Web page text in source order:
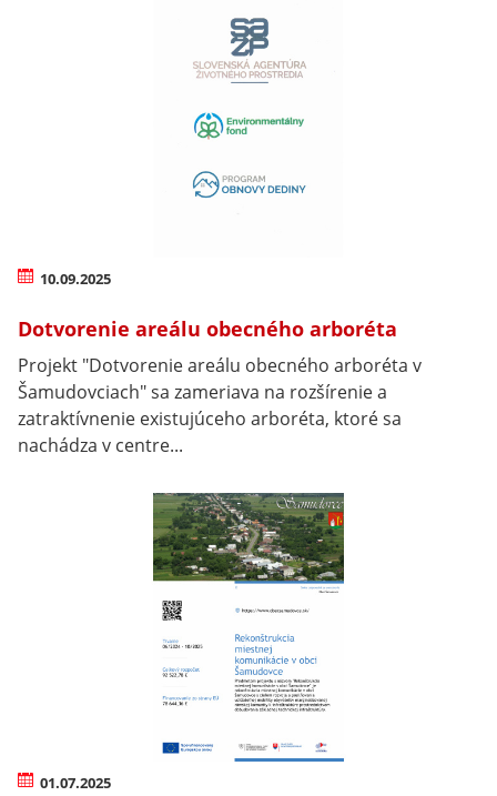
10.09.2025
Dotvorenie areálu obecného arboréta
Projekt "Dotvorenie areálu obecného arboréta v
Šamudovciach" sa zameriava na rozšírenie a
zatraktívnenie existujúceho arboréta, ktoré sa
nachádza v centre...
01.07.2025